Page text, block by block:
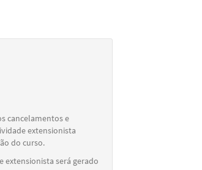
cancelamentos e
extensionista
do curso.
extensionista será gerado